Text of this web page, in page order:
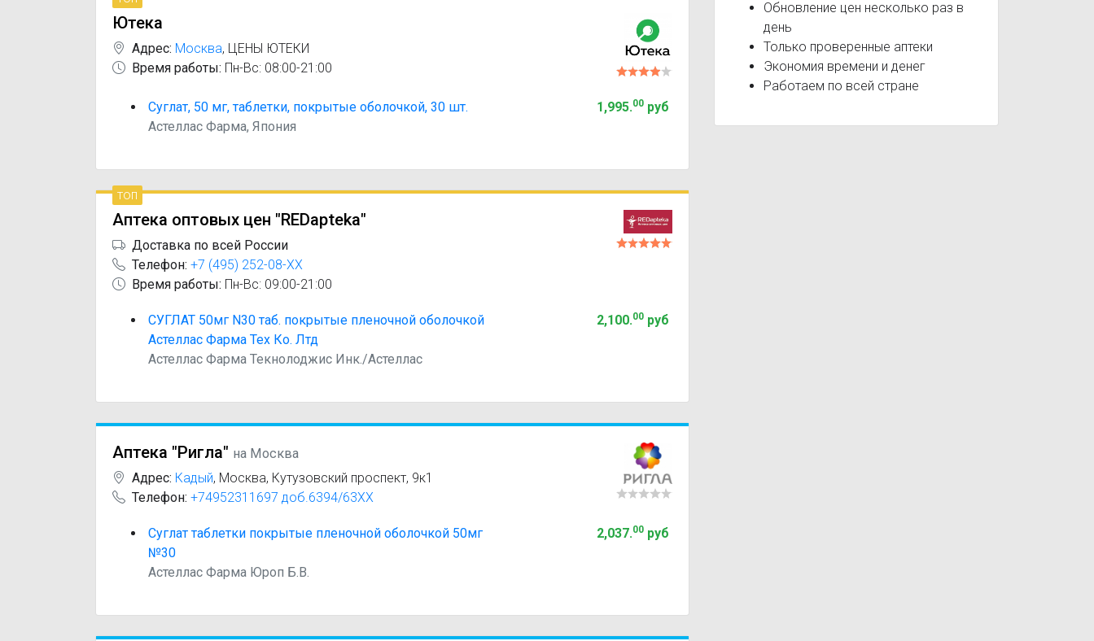
Ютека
Адрес: Москва, ЦЕНЫ ЮТЕКИ
Время работы: Пн-Вс: 08:00-21:00
Суглат, 50 мг, таблетки, покрытые оболочкой, 30 шт.
Астеллас Фарма, Япония
1,995.00руб
топ
Аптека оптовых цен "REDapteka"
Доставка по всей России
Телефон: +7 (495) 252-08-XX
Время работы: Пн-Вс: 09:00-21:00
СУГЛАТ 50мг N30 таб. покрытые пленочной оболочкой
Астеллас Фарма Тех Ко. Лтд
Астеллас Фарма Текнолоджис Инк./Астеллас
2,100.00руб
Аптека "Ригла" на Москва
Адрес: Кадый, Москва, Кутузовский проспект, 9к1
Телефон: +74952311697 доб.6394/63XX
Суглат таблетки покрытые пленочной оболочкой 50мг
№30
Астеллас Фарма Юроп Б.В.
2,037.00руб
Обновление цен несколько раз в
день
Только проверенные аптеки
Экономия времени и денег
Работаем по всей стране